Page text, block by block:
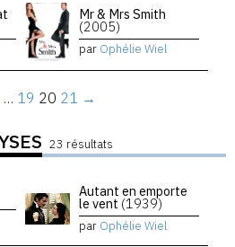
Mr & Mrs Smith
(2005)
par Ophélie Wiel
… 19 20 21 →
23 résultats
Autant en emporte
le vent (1939)
par Ophélie Wiel